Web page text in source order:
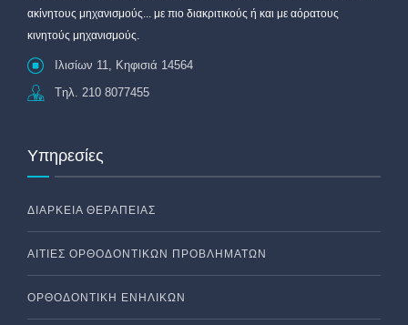
ακίνητους μηχανισμούς... με πιο διακριτικούς ή και με αόρατους
κινητούς μηχανισμούς.
Ιλισίων 11, Κηφισιά 14564
Tηλ. 210 8077455
Υπηρεσίες
ΔΙΆΡΚΕΙΑ ΘΕΡΑΠΕΊΑΣ
ΑΙΤΊΕΣ ΟΡΘΟΔΟΝΤΙΚΏΝ ΠΡΟΒΛΗΜΆΤΩΝ
ΟΡΘΟΔΟΝΤΙΚΉ ΕΝΗΛΊΚΩΝ